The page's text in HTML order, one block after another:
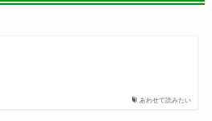
あわせて読みたい